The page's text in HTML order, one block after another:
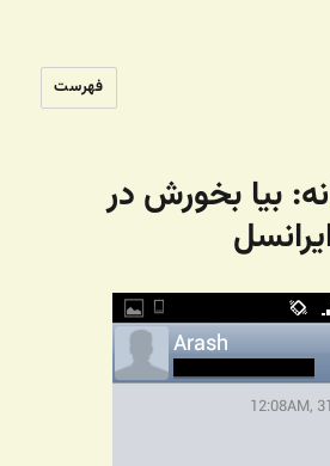
فهرست
بیا بخورش در